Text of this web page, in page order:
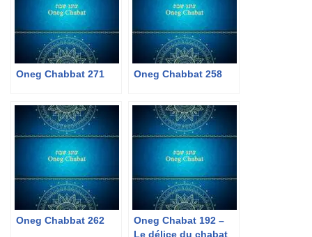
Oneg Chabbat 271 Oneg Chabbat 258
Oneg Chabbat 262
Oneg Chabat 192 –
Le délice du chabat